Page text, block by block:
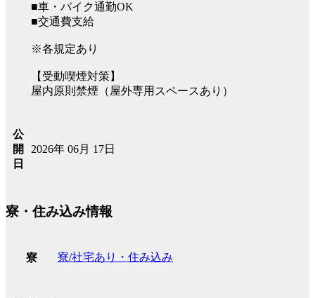
■車・バイク通勤OK
■交通費支給
※各規定あり
【受動喫煙対策】
屋内原則禁煙（屋外専用スペースあり）
公
開
日
2026年 06月 17日
寮・住み込み情報
寮 寮/社宅あり・住み込み